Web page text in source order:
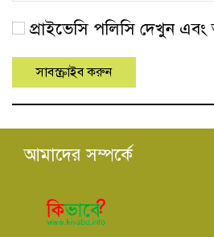
প্রাইভেসি পলিসি দেখুন
আমাদের সম্পর্কে